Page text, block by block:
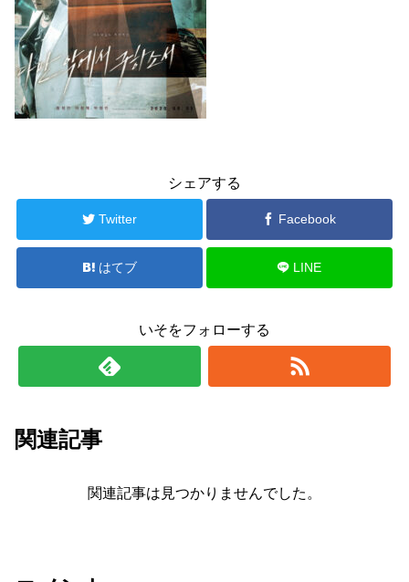
シェアする
Twitter Facebook
はてブ LINE
いそをフォローする
関連記事
関連記事は見つかりませんでした。